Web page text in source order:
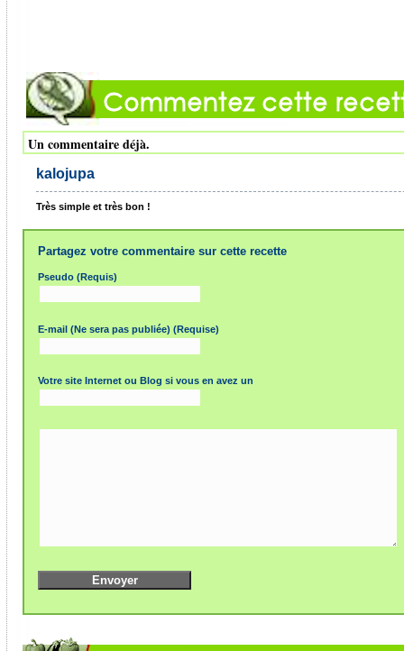
Un commentaire déjà.
kalojupa
Très simple et très bon !
Partagez votre commentaire sur cette recette
Pseudo (Requis)
E-mail (Ne sera pas publiée) (Requise)
Votre site Internet ou Blog si vous en avez un